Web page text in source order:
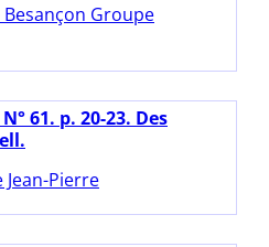
Besançon Groupe
61. p. 20-23. Des
Jean-Pierre